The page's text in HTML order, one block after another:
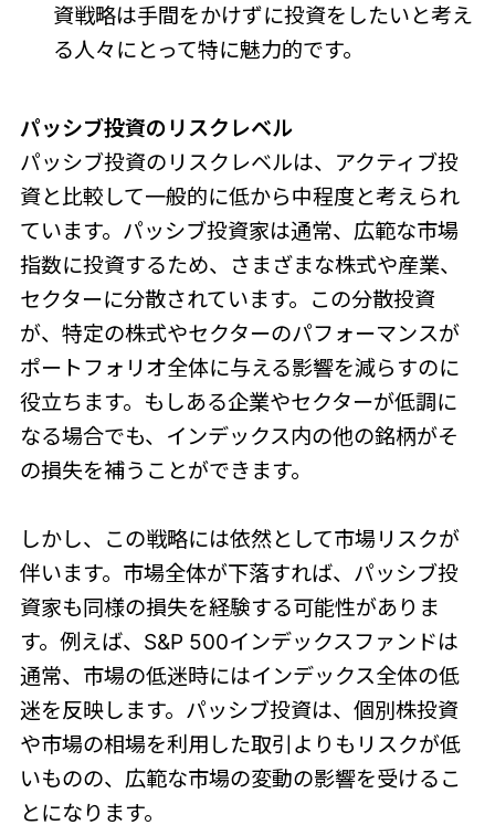
資戦略は手間をかけずに投資をしたいと考え
る人々にとって特に魅力的です。
パッシブ投資のリスクレベル
パッシブ投資のリスクレベルは、アクティブ投
資と比較して一般的に低から中程度と考えられ
ています。パッシブ投資家は通常、広範な市場
指数に投資するため、さまざまな株式や産業、
セクターに分散されています。この分散投資
が、特定の株式やセクターのパフォーマンスが
ポートフォリオ全体に与える影響を減らすのに
役立ちます。もしある企業やセクターが低調に
なる場合でも、インデックス内の他の銘柄がそ
の損失を補うことができます。
しかし、この戦略には依然として市場リスクが
伴います。市場全体が下落すれば、パッシブ投
資家も同様の損失を経験する可能性がありま
す。例えば、S&P 500インデックスファンドは
通常、市場の低迷時にはインデックス全体の低
迷を反映します。パッシブ投資は、個別株投資
や市場の相場を利用した取引よりもリスクが低
いものの、広範な市場の変動の影響を受けるこ
とになります。